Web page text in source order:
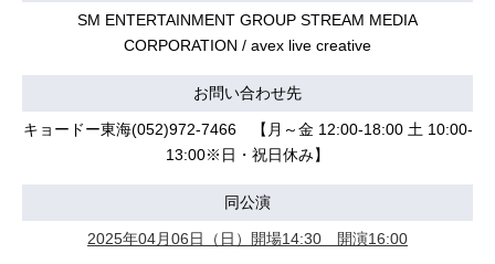
SM ENTERTAINMENT GROUP STREAM MEDIA
CORPORATION / avex live creative
お問い合わせ先
キョードー東海(052)972-7466 【月～金 12:00-18:00 土 10:00-
13:00※日・祝日休み】
同公演
2025年04月06日（日）開場14:30 開演16:00